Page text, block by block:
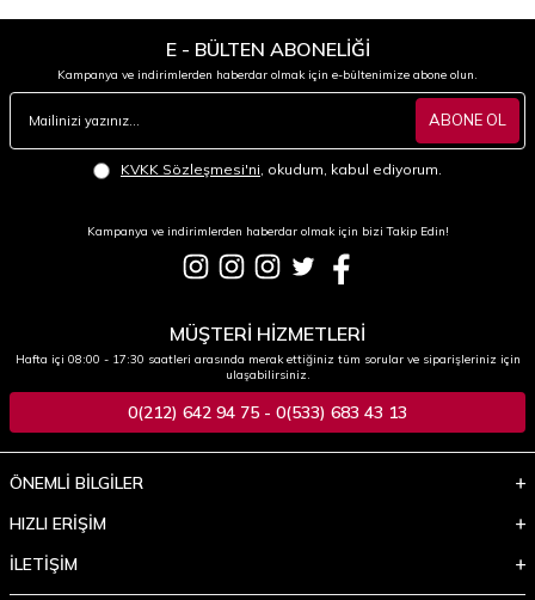
E - BÜLTEN ABONELİĞİ
Kampanya ve indirimlerden haberdar olmak için e-bültenimize abone olun.
ABONE OL
KVKK Sözleşmesi'ni , okudum, kabul ediyorum.
Kampanya ve indirimlerden haberdar olmak için bizi Takip Edin!
MÜŞTERİ HİZMETLERİ
Hafta içi 08:00 - 17:30 saatleri arasında merak ettiğiniz tüm sorular ve siparişleriniz için
ulaşabilirsiniz.
0(212) 642 94 75 - 0(533) 683 43 13
ÖNEMLİ BİLGİLER
HIZLI ERİŞİM
İLETİŞİM